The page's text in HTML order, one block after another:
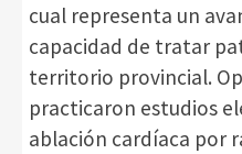
cual representa un
capacidad de tratar
territorio provincial.
practicaron estudios
ablación cardíaca por